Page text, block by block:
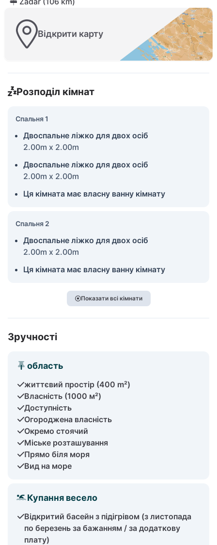
Відкрити карту
Розподіл кімнат
Спальня 1
Двоспальне ліжко для двох осіб
2.00m x 2.00m
Двоспальне ліжко для двох осіб
2.00m x 2.00m
Ця кімната має власну ванну кімнату
Спальня 2
Двоспальне ліжко для двох осіб
2.00m x 2.00m
Ця кімната має власну ванну кімнату
Показати всі кімнати
Зручності
область
життєвий простір (400 m²)
Власність (1000 м²)
Доступність
Огороджена власність
Окремо стоячий
Міське розташування
Прямо біля моря
Вид на море
Купання весело
Відкритий басейн з підігрівом (з листопада
по березень за бажанням / за додаткову
плату)